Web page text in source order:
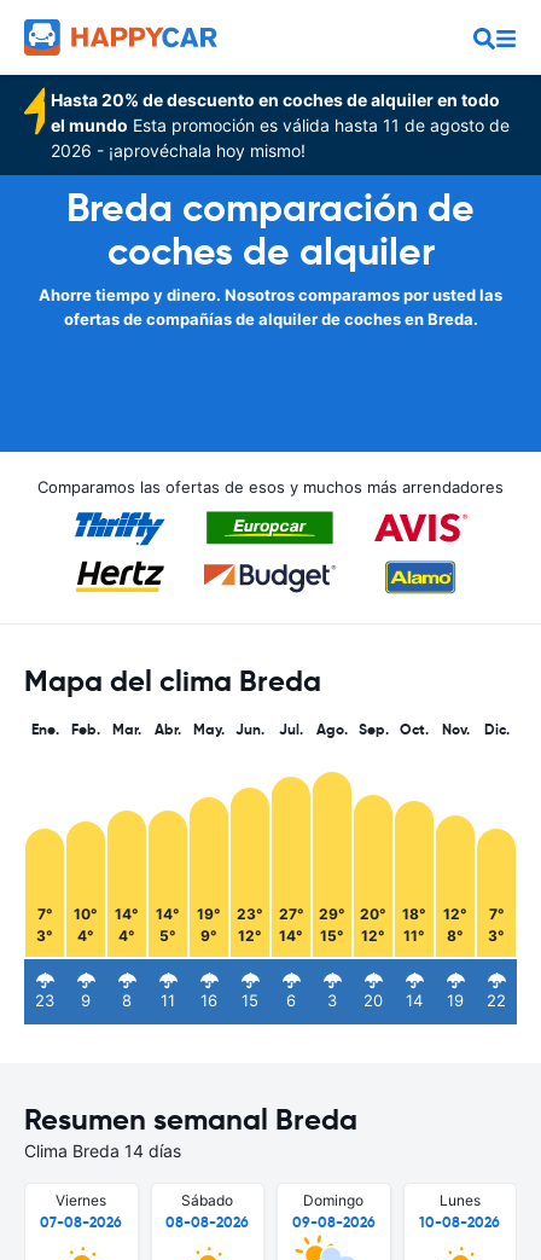
Hasta 20% de descuento en coches de alquiler en todo
el mundo Esta promoción es válida hasta 11 de agosto de
2026 - ¡aprovéchala hoy mismo!
Breda comparación de
coches de alquiler
Ahorre tiempo y dinero. Nosotros comparamos por usted las
ofertas de compañías de alquiler de coches en Breda.
Comparamos las ofertas de esos y muchos más arrendadores
Mapa del clima Breda
Ene.
7°
3°
23
Feb.
10°
4°
9
Mar.
14°
4°
8
Abr.
14°
5°
11
May.
19°
9°
16
Jun.
23°
12°
15
Jul.
27°
14°
6
Ago.
29°
15°
3
Sep.
20°
12°
20
Oct.
18°
11°
14
Nov.
12°
8°
19
Dic.
7°
3°
22
Resumen semanal Breda
Clima Breda 14 días
Viernes
07-08-2026
Sábado
08-08-2026
Domingo
09-08-2026
Lunes
10-08-2026